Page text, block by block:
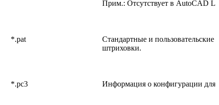
Прим.: Отсутствует в AutoCAD
*.pat
Стандартные и пользовательские
штриховки.
*.pc3 Информация о конфигурации для